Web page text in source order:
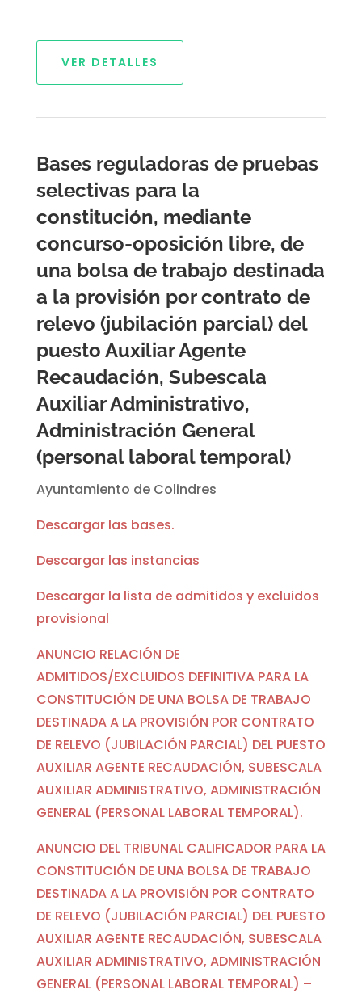
VER DETALLES
Bases reguladoras de pruebas
selectivas para la
constitución, mediante
concurso-oposición libre, de
una bolsa de trabajo destinada
a la provisión por contrato de
relevo (jubilación parcial) del
puesto Auxiliar Agente
Recaudación, Subescala
Auxiliar Administrativo,
Administración General
(personal laboral temporal)
Ayuntamiento de Colindres
Descargar las bases.
Descargar las instancias
Descargar la lista de admitidos y excluidos
provisional
ANUNCIO RELACIÓN DE
ADMITIDOS/EXCLUIDOS DEFINITIVA PARA LA
CONSTITUCIÓN DE UNA BOLSA DE TRABAJO
DESTINADA A LA PROVISIÓN POR CONTRATO
DE RELEVO (JUBILACIÓN PARCIAL) DEL PUESTO
AUXILIAR AGENTE RECAUDACIÓN, SUBESCALA
AUXILIAR ADMINISTRATIVO, ADMINISTRACIÓN
GENERAL (PERSONAL LABORAL TEMPORAL).
ANUNCIO DEL TRIBUNAL CALIFICADOR PARA LA
CONSTITUCIÓN DE UNA BOLSA DE TRABAJO
DESTINADA A LA PROVISIÓN POR CONTRATO
DE RELEVO (JUBILACIÓN PARCIAL) DEL PUESTO
AUXILIAR AGENTE RECAUDACIÓN, SUBESCALA
AUXILIAR ADMINISTRATIVO, ADMINISTRACIÓN
GENERAL (PERSONAL LABORAL TEMPORAL) –